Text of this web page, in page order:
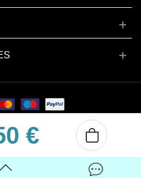
€
deluxenail.es